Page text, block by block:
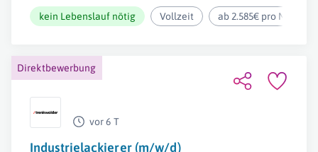
kein Lebenslauf nötig Vollzeit ab 2.585€ pro Monat
Direktbewerbung
vor 6 T
Industrielackierer (m/w/d)